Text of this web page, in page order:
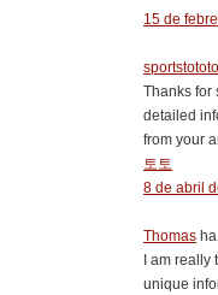
15 de
Thanks for
detailed
from your
토토
8 de abril
Thomas
I am
unique